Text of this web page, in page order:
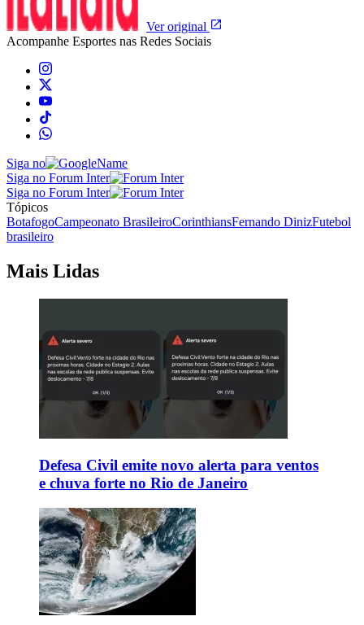
Ver original
Acompanhe Esportes nas Redes Sociais
Siga no
Siga no Forum Inter
Siga no Forum Inter
Tópicos
BotafogoCampeonato BrasileiroCorinthiansFernando DinizFutebol
brasileiro
Mais Lidas
Defesa Civil emite novo alerta para ventos
e chuva forte no Rio de Janeiro